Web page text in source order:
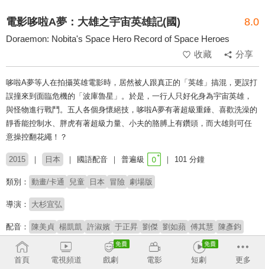
電影哆啦A夢：大雄之宇宙英雄記(國) 8.0
Doraemon: Nobita's Space Hero Record of Space Heroes
收藏
分享
哆啦A夢等人在拍攝英雄電影時，居然被人跟真正的「英雄」搞混，更誤打
誤撞來到面臨危機的「波庫魯星」。於是，一行人只好化身為宇宙英雄，
與怪物進行戰鬥。五人各個身懷絕技，哆啦A夢有著超級重錘、喜歡洗澡的
靜香能控制水、胖虎有著超級力量、小夫的胳膊上有鑽頭，而大雄則可任
意操控翻花繩！？
2015 日本 國語配音 普遍級 101 分鐘
類別： 動畫/卡通 兒童 日本 冒險 劇場版
導演： 大杉宜弘
配音： 陳美貞 楊凱凱 許淑嬪 于正昇 劉傑 劉如蘋 傅其慧 陳彥鈞
# 兒少
首頁
電視頻道 戲劇 電影 短劇 更多